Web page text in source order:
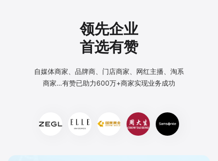
领先企业
首选有赞
自媒体商家、品牌商、门店商家、网红主播、淘系
商家…有赞已助力600万+商家实现业务成功